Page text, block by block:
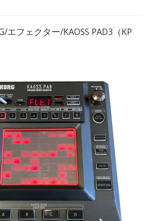
エフェクター/KAOSS PAD3（KP